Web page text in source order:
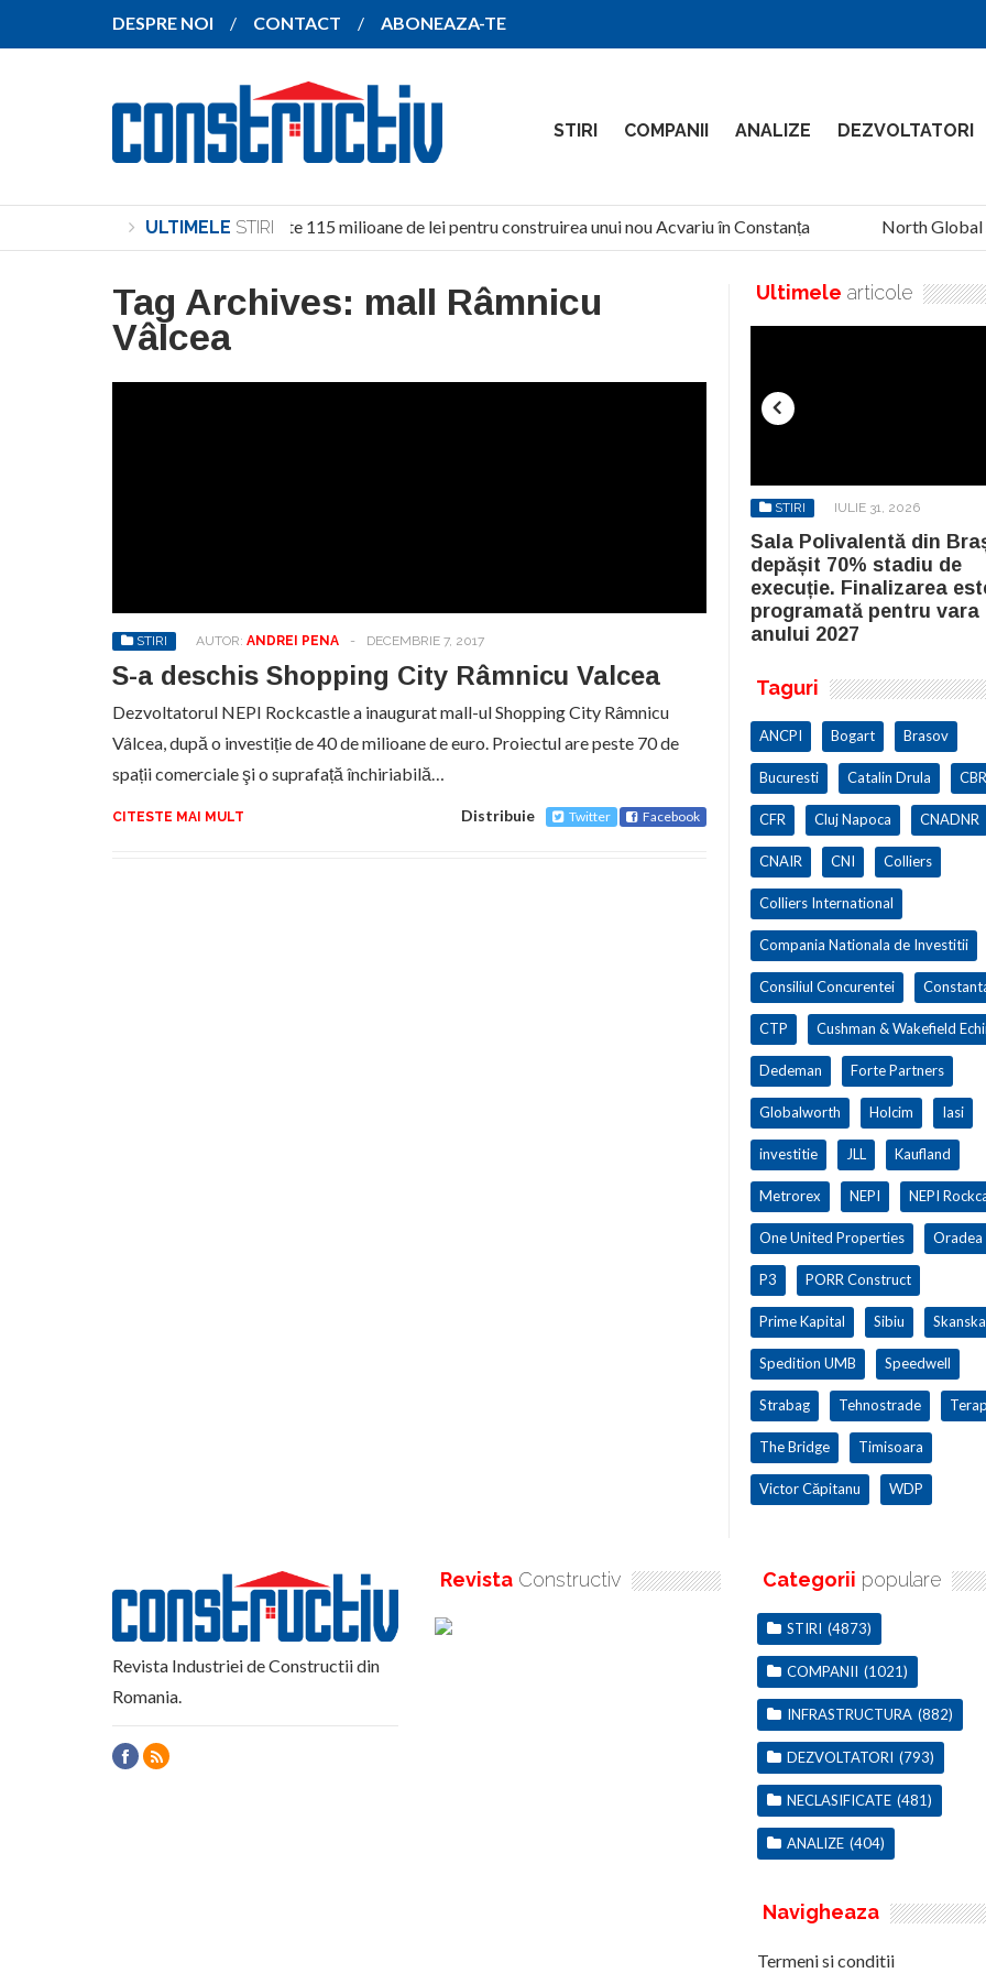
DESPRE NOI CONTACT ABONEAZA-TE
STIRI COMPANII ANALIZE DEZVOLTATORI
ULTIMELE STIRI
Investiție de peste 115 milioane de lei pentru construirea unui nou Acvariu în Constanța North Global
Tag Archives: mall Râmnicu
Vâlcea
STIRI AUTOR: ANDREI PENA - DECEMBRIE 7, 2017
S-a deschis Shopping City Râmnicu Valcea
Dezvoltatorul NEPI Rockcastle a inaugurat mall-ul Shopping City Râmnicu
Vâlcea, după o investiție de 40 de milioane de euro. Proiectul are peste 70 de
spații comerciale şi o suprafață închiriabilă…
CITESTE MAI MULT Distribuie Twitter Facebook
Ultimele articole
programată pentru vara
anului 2027
STIRI IULIE 31, 2026
Sala Polivalentă din
depășit 70% stadiu de
execuție. Finalizarea
programată pentru vara
anului 2027
Taguri
ANCPI Bogart Brasov
Bucuresti Catalin Drula
CFR Cluj Napoca CNADNR
CNAIR CNI Colliers
Colliers International
Compania Nationala de Investitii
Consiliul Concurentei
CTP Cushman & Wakefield
Dedeman Forte Partners
Globalworth Holcim Iasi
investitie JLL Kaufland
Metrorex NEPI NEPI
One United Properties Oradea
P3 PORR Construct
Prime Kapital Sibiu Skanska
Spedition UMB Speedwell
Strabag Tehnostrade
The Bridge Timisoara
Victor Căpitanu WDP
Revista Industriei de Constructii din
Romania.
Revista Constructiv Categorii populare
STIRI (4873)
COMPANII (1021)
INFRASTRUCTURA (882)
DEZVOLTATORI (793)
NECLASIFICATE (481)
ANALIZE (404)
Navigheaza
Termeni si conditii